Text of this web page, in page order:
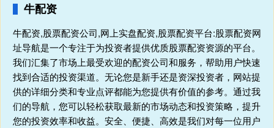
牛配资
牛配资,股票配资公司,网上实盘配资,股票配资平台:股票配资网
址导航是一个专注于为投资者提供优质股票配资资源的平台。
我们汇集了市场上最受欢迎的配资公司和服务，帮助用户快速
找到合适的投资渠道。无论您是新手还是资深投资者，网站提
供的详细分类和专业点评都能为您提供有价值的参考。通过我
们的导航，您可以轻松获取最新的市场动态和投资策略，提升
您的投资效率和收益。安全、便捷、高效是我们对每一位用户